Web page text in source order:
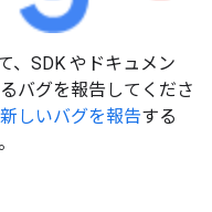
、SDK やドキュメン
バグを報告してくださ
新しいバグを報告する